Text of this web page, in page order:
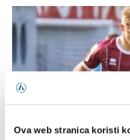
Ova web stranica koristi